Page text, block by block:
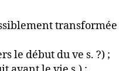
transformée
le début du ve s. ?) ;